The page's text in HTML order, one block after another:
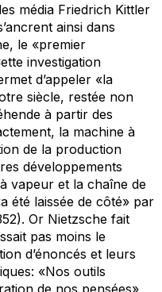
média Friedrich Kittler
ainsi dans
le «premier
investigation
d’appeler «la
siècle, restée non
à partir des
la machine à
de la production
développements
vapeur et la chaîne de
été laissée de côté» par
Or Nietzsche fait
pas moins le
d’énoncés et leurs
«Nos outils
de nos pensées»